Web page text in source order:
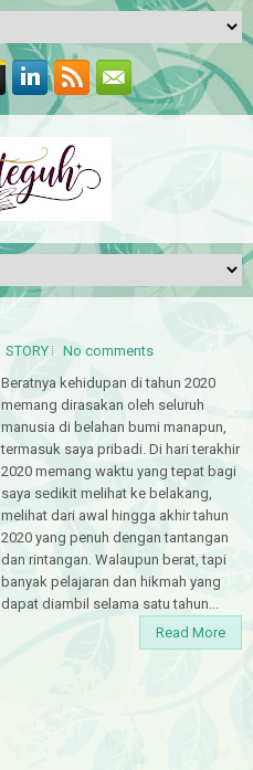
STORY
No comments
Beratnya kehidupan di tahun 2020
memang dirasakan oleh seluruh
manusia di belahan bumi manapun,
termasuk saya pribadi. Di hari terakhir
2020 memang waktu yang tepat bagi
saya sedikit melihat ke belakang,
melihat dari awal hingga akhir tahun
2020 yang penuh dengan tantangan
dan rintangan. Walaupun berat, tapi
banyak pelajaran dan hikmah yang
dapat diambil selama satu tahun...
Read More